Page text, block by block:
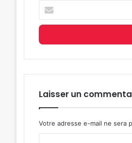
votre
adresse
mail
Laisser un
Votre adresse e-mail ne sera